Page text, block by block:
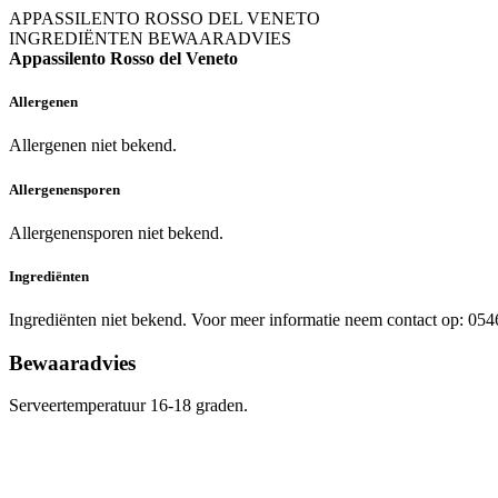
APPASSILENTO ROSSO DEL VENETO
INGREDIËNTEN BEWAARADVIES
Appassilento Rosso del Veneto
Allergenen
Allergenen niet bekend.
Allergenensporen
Allergenensporen niet bekend.
Ingrediënten
Ingrediënten niet bekend. Voor meer informatie neem contact op:
Bewaaradvies
Serveertemperatuur 16-18 graden.